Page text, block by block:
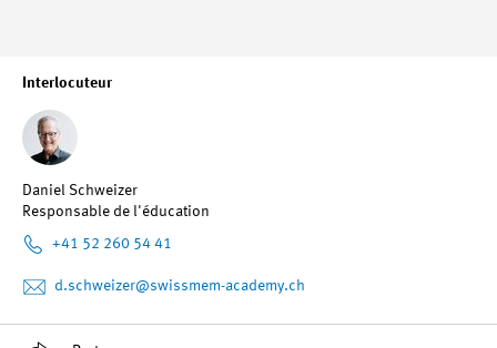
Interlocuteur
Daniel Schweizer
Responsable de l'éducation
+41 52 260 54 41
d.schweizer@swissmem-academy.ch